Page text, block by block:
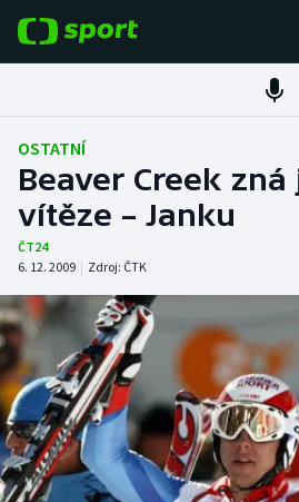
Fotbal
Hokej
Tenis
Atletika
Cyklistika
DALŠÍ SPORTY
Americký fotbal
NEPŘEHLÉDNĚTE
OSTATNÍ
Beaver Creek
vítěze – Janku
ČT24
6. 12. 2009 | Zdroj: ČTK